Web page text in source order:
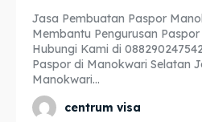
Jasa Pembuatan Paspor
Membantu Pengurusan
Hubungi Kami di
Paspor di Manokwari Selatan
Manokwari...
centrum visa